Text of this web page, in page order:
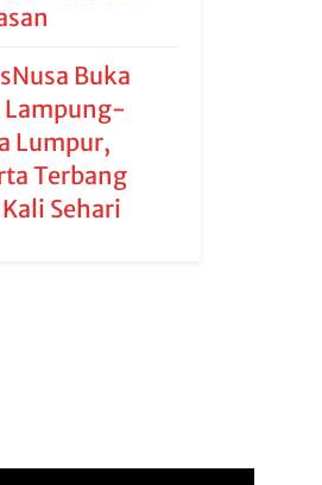
Buka
Lampung-
Lumpur,
Terbang
Sehari